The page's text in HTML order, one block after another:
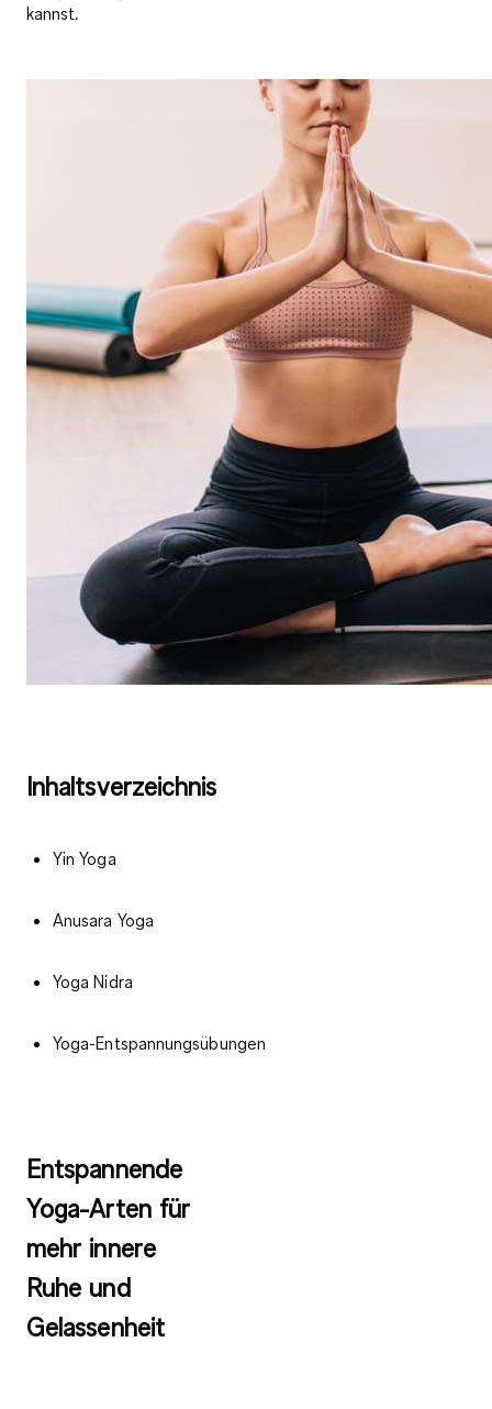
kannst.
Inhaltsverzeichnis
Yin Yoga
Anusara Yoga
Yoga Nidra
Yoga-Entspannungsübungen
Entspannende
Yoga-Arten für
mehr innere
Ruhe und
Gelassenheit